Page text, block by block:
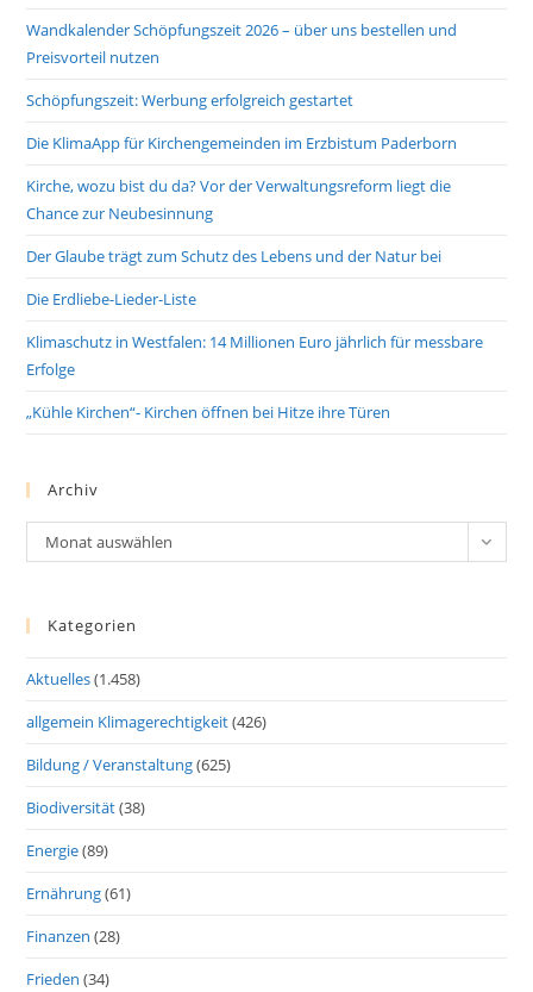
Wandkalender Schöpfungszeit 2026 – über uns bestellen und
Preisvorteil nutzen
Schöpfungszeit: Werbung erfolgreich gestartet
Die KlimaApp für Kirchengemeinden im Erzbistum Paderborn
Kirche, wozu bist du da? Vor der Verwaltungsreform liegt die
Chance zur Neubesinnung
Der Glaube trägt zum Schutz des Lebens und der Natur bei
Die Erdliebe-Lieder-Liste
Klimaschutz in Westfalen: 14 Millionen Euro jährlich für messbare
Erfolge
„Kühle Kirchen“- Kirchen öffnen bei Hitze ihre Türen
Archiv
Archiv
Monat auswählen
Kategorien
Aktuelles(1.458)
allgemein Klimagerechtigkeit(426)
Bildung / Veranstaltung(625)
Biodiversität(38)
Energie(89)
Ernährung(61)
Finanzen (28)
Frieden (34)